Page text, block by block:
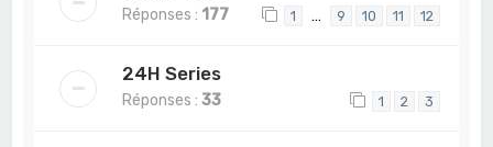
Réponses : 177 1 … 9 10 11 12
24H Series
Réponses :33 1 2 3